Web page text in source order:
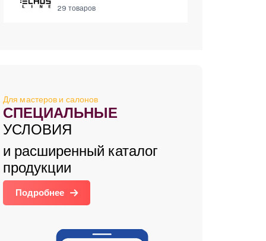
29 товаров
Для мастеров и салонов
СПЕЦИАЛЬНЫЕ
УСЛОВИЯ
и расширенный каталог
продукции
Подробнее